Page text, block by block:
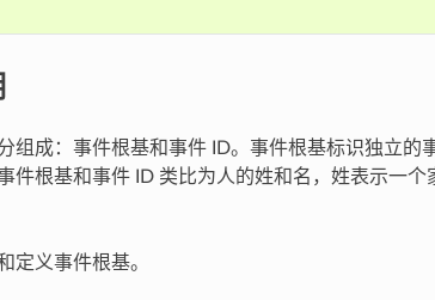
组成：事件根基和事件 ID。事件根基标识独立的
件根基和事件 ID 类比为人的姓和名，姓表示一个
定义事件根基。